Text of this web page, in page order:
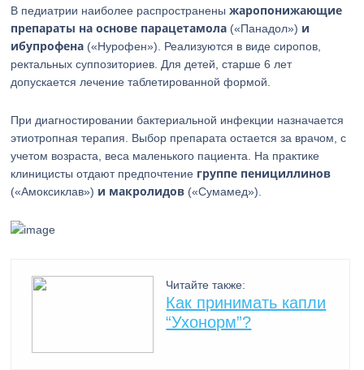
В педиатрии наиболее распространеныжаропонижающие
препараты на основе парацетамола («Панадол») и
ибупрофена («Нурофен»). Реализуются в виде сиропов,
ректальных суппозиториев. Для детей, старше 6 лет
допускается лечение таблетированной формой.
При диагностировании бактериальной инфекции назначается
этиотропная терапия. Выбор препарата остается за врачом, с
учетом возраста, веса маленького пациента. На практике
клиницисты отдают предпочтение группе пенициллинов
(«Амоксиклав») и макролидов («Сумамед»).
Читайте также:
Как принимать капли
“Ухонорм”?